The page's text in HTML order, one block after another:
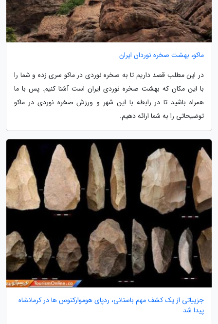
ماکو، بهشت صخره نوردان ایران
در این مطلب قصد داریم تا به صخره نوردی در ماکو سری زده و شما را
با این مکان که بهشت صخره نوردی ایران است آشنا کنیم. پس با ما
همراه باشید تا در رابطه با این شهر و ورزش صخره نوردی در ماکو
توضیحاتی را به شما ارائه دهیم.
جزییاتی از یک کشف مهم باستانی، ردپای هوموارکتوس ها در کرمانشاه
پیدا شد